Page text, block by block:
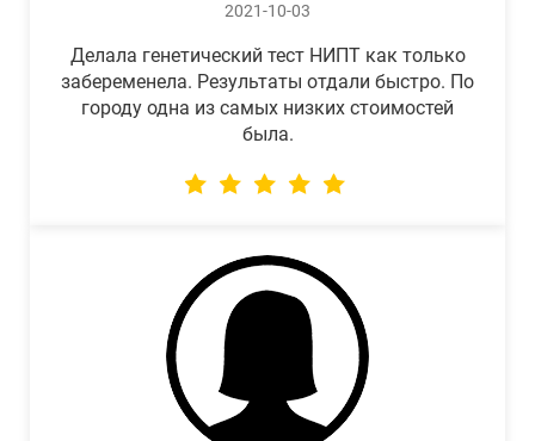
2021-10-03
Делала генетический тест НИПТ как только
забеременела. Результаты отдали быстро. По
городу одна из самых низких стоимостей
была.